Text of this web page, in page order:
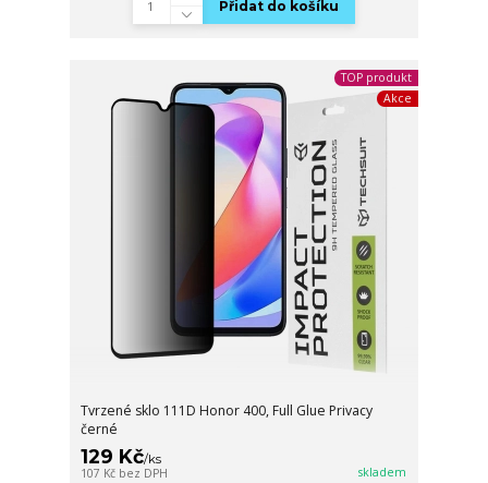
Přidat do košíku
TOP produkt
Akce
Tvrzené sklo 111D Honor 400, Full Glue Privacy
černé
129 Kč/ks
107 Kč bez DPH skladem